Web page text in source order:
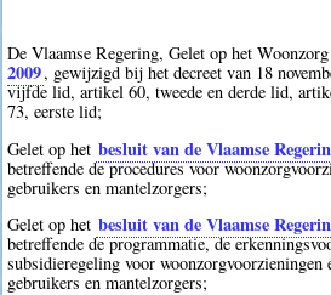
De Vlaamse Regering, Gelet op het Woonzorg
2009, gewijzigd bij het decreet van 18
vijfde lid, artikel 60, tweede en derde lid,
73, eerste lid;
Gelet op het besluit van de Vlaamse
betreffende de procedures voor
gebruikers en mantelzorgers;
Gelet op het besluit van de Vlaamse
betreffende de programmatie, de
subsidieregeling voor woonzorgvoorzieningen
gebruikers en mantelzorgers;